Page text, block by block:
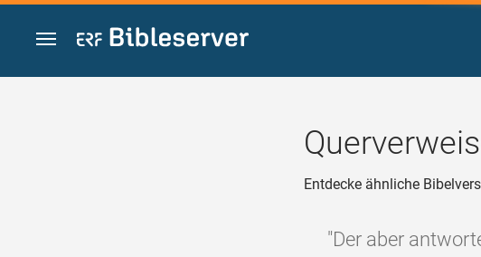
Zum Inhalt springen
Entdecke ähnliche
"Der aber